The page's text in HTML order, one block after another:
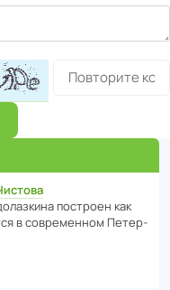
пост­роен как
в совре­менном Пете­р­